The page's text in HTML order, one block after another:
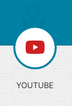
YOUTUBE